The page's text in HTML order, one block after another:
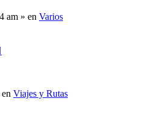
am » en Varios
en Viajes y Rutas